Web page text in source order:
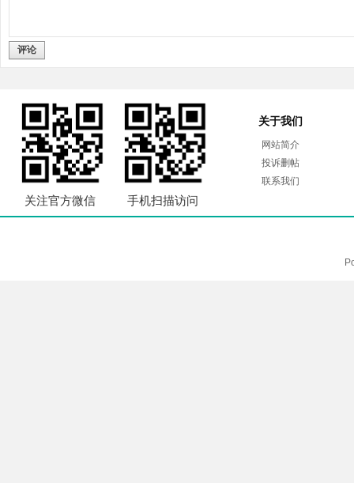
评论
关注官方微信 手机扫描访问
关于我们
网站简介
投诉删帖
联系我们